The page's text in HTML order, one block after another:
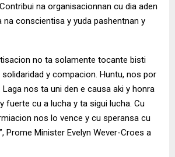
na organisacionnan cu dia aden
na conscientisa y yuda pashentnan y
no ta solamente tocante bisti
y compacion. Huntu, nos por
nos ta uni den e causa aki y honra
fuerte cu a lucha y ta sigui lucha. Cu
nos lo vence y cu speransa cu
Prome Minister Evelyn Wever-Croes a